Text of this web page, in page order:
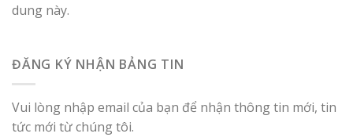
dung này.
ĐĂNG KÝ NHẬN BẢNG TIN
Vui lòng nhập email của bạn để nhận thông tin mới, tin
tức mới từ chúng tôi.